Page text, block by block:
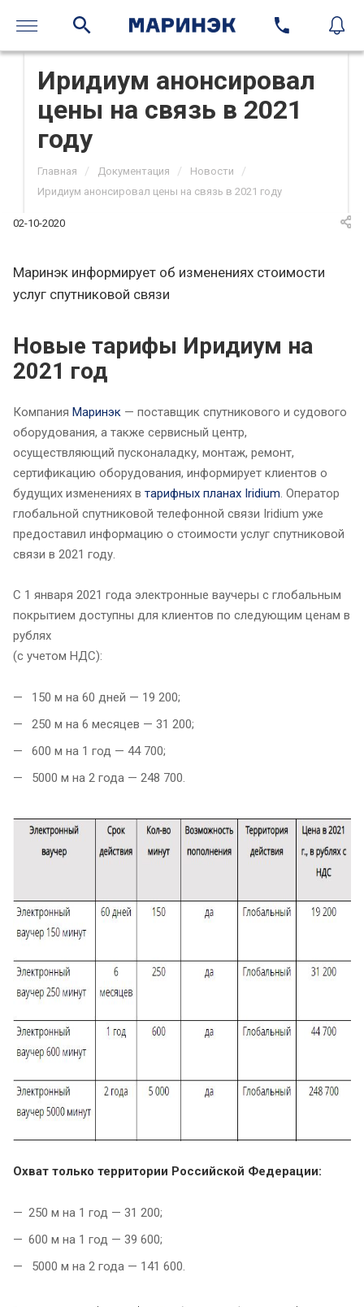
Иридиум анонсировал
цены на связь в 2021
году
Главная / Документация / Новости /
Иридиум анонсировал цены на связь в 2021 году
02-10-2020
Маринэк информирует об изменениях стоимости
услуг спутниковой связи
Новые тарифы Иридиум на
2021 год
Компания Маринэк — поставщик спутникового и судового
оборудования, а также сервисный центр,
осуществляющий пусконаладку, монтаж, ремонт,
сертификацию оборудования, информирует клиентов о
будущих изменениях в тарифных планах Iridium. Оператор
глобальной спутниковой телефонной связи Iridium уже
предоставил информацию о стоимости услуг спутниковой
связи в 2021 году.
С 1 января 2021 года электронные ваучеры с глобальным
покрытием доступны для клиентов по следующим ценам в
рублях
(с учетом НДС):
150 м на 60 дней — 19 200;
250 м на 6 месяцев — 31 200;
600 м на 1 год — 44 700;
5000 м на 2 года — 248 700.
Охват только территории Российской Федерации:
250 м на 1 год — 31 200;
600 м на 1 год — 39 600;
5000 м на 2 года — 141 600.